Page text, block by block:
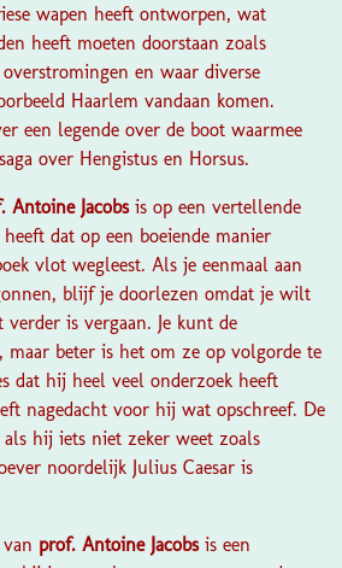
wapen heeft ontworpen, wat
heeft moeten doorstaan zoals
en waar diverse
Haarlem vandaan komen.
een legende over de boot waarmee
over Hengistus en Horsus.
Antoine Jacobs is op een vertellende
dat op een boeiende manier
vlot wegleest. Als je eenmaal aan
blijf je doorlezen omdat je wilt
is vergaan. Je kunt de
maar beter is het om ze op volgorde te
dat hij heel veel onderzoek heeft
nagedacht voor hij wat opschreef. De
hij iets niet zeker weet zoals
noordelijk Julius Caesar is
van prof. Antoine Jacobs is een